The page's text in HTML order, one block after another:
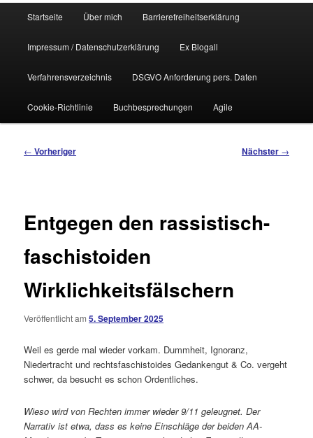
Startseite Über mich Barrierefreiheitserklärung
Impressum / Datenschutzerklärung Ex Blogall
Verfahrensverzeichnis DSGVO Anforderung pers. Daten
Cookie-Richtlinie Buchbesprechungen Agile
Beitragsnavigation
← Vorheriger Nächster →
Entgegen den rassistisch-
faschistoiden
Wirklichkeitsfälschern
Veröffentlicht am5. September 2025
Weil es gerde mal wieder vorkam. Dummheit, Ignoranz,
Niedertracht und rechtsfaschistoides Gedankengut & Co. vergeht
schwer, da besucht es schon Ordentliches.
Wieso wird von Rechten immer wieder 9/11 geleugnet. Der
Narrativ ist etwa, dass es keine Einschläge der beiden AA-